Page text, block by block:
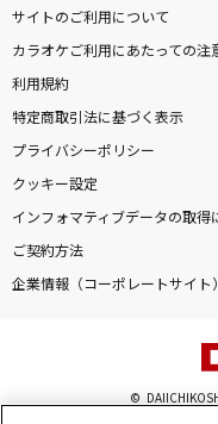
サイトのご利用について
カラオケご利用にあたっての注
利用規約
特定商取引法に基づく表示
プライバシーポリシー
クッキー設定
インフォマティブデータの取得
ご契約方法
企業情報（コーポレートサイト）
©